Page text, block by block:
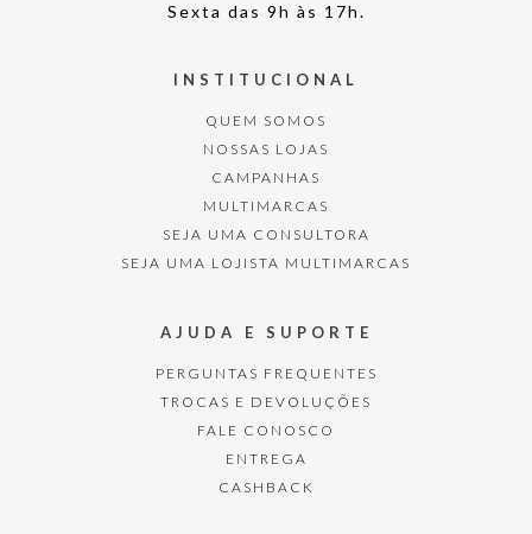
Sexta das 9h às 17h.
INSTITUCIONAL
QUEM SOMOS
NOSSAS LOJAS
CAMPANHAS
MULTIMARCAS
SEJA UMA CONSULTORA
SEJA UMA LOJISTA MULTIMARCAS
AJUDA E SUPORTE
PERGUNTAS FREQUENTES
TROCAS E DEVOLUÇÕES
FALE CONOSCO
ENTREGA
CASHBACK